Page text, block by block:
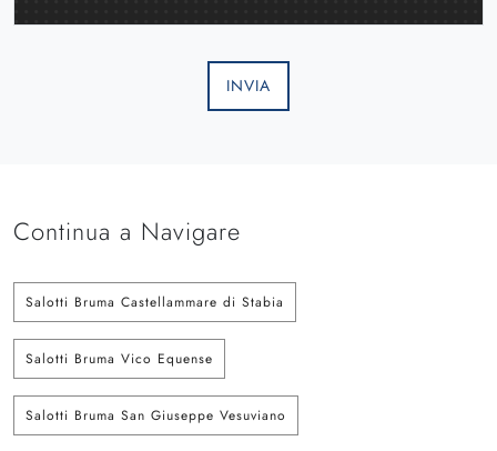
INVIA
Continua a Navigare
Salotti Bruma Castellammare di Stabia
Salotti Bruma Vico Equense
Salotti Bruma San Giuseppe Vesuviano